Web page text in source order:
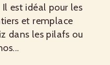
est idéal pour les
et remplace
dans les pilafs ou